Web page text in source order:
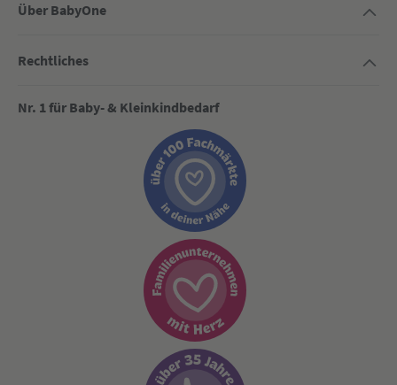
Über BabyOne
Rechtliches
Nr. 1 für Baby- & Kleinkindbedarf